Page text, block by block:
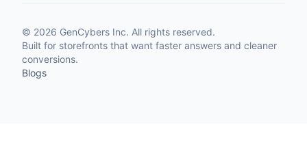
© 2026 GenCybers Inc. All rights reserved.
Built for storefronts that want faster answers and cleaner
conversions.
Blogs